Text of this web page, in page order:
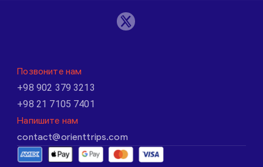
Позвоните нам
+98 902 379 3213
+98 21 7105 7401
Напишите нам
contact@orienttrips.com